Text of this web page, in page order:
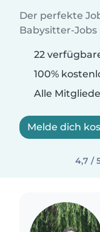
Der perfekte
Babysitter-
22
100%
Alle
Melde dich
4,7 /